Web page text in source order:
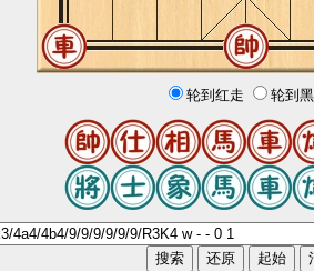
轮到红走 轮到